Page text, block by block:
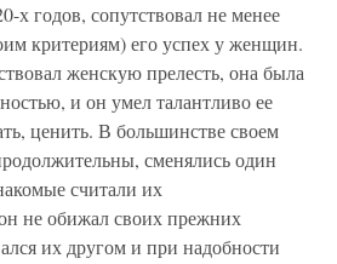
х годов, сопутствовал не менее
критериям) его успех у женщин.
женскую прелесть, она была
и он умел талантливо ее
ценить. В большинстве своем
сменялись один
считали их
не обижал своих прежних
их другом и при надобности